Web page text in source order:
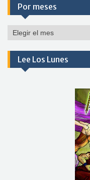
Por meses
Por
Lee Los Lunes